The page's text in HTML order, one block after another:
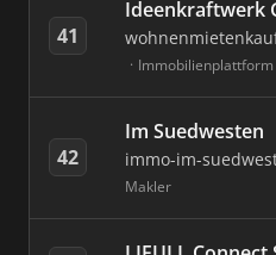
41
Ideenkraftwerk
Immobilienplattform
42
Im Suedwesten
immo-im-
Makler